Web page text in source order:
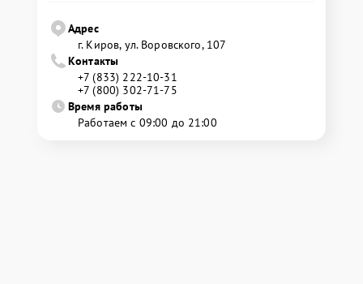
Адрес
г. Киров, ул. Воровского, 107
Контакты
+7 (833) 222-10-31
+7 (800) 302-71-75
Время работы
Работаем с 09:00 до 21:00